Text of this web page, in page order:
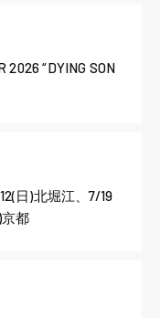
“DYING SON
日)北堀江、7/19
都